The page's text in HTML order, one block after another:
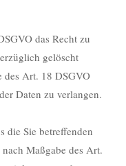
das Recht zu
gelöscht
des Art. 18 DSGVO
Daten zu verlangen.
die Sie betreffenden
Maßgabe des Art.